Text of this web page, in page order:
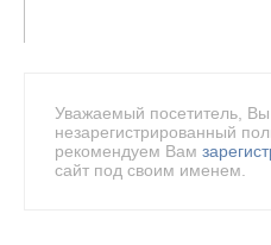
Уважаемый посетитель,
незарегистрированный
рекомендуем Вам
сайт под своим именем.